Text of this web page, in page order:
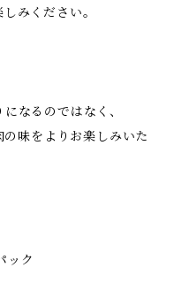
みください。
なるのではなく、
味をよりお楽しみいた
ック